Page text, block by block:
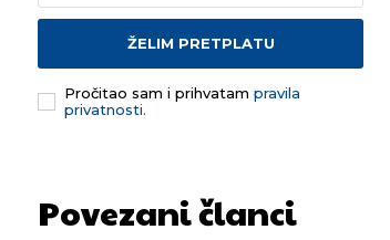
ŽELIM PRETPLATU
Pročitao sam i prihvatam pravila
privatnosti.
Povezani članci